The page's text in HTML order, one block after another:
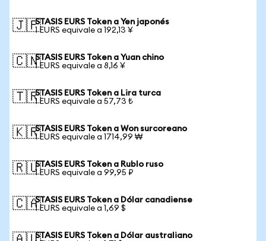
🇯🇵STASIS EURS Token a Yen japonés
1 EURS equivale a 192,13 ¥
🇨🇳STASIS EURS Token a Yuan chino
1 EURS equivale a 8,16 ¥
🇹🇷STASIS EURS Token a Lira turca
1 EURS equivale a 57,73 ₺
🇰🇷STASIS EURS Token a Won surcoreano
1 EURS equivale a 1714,99 ₩
🇷🇺STASIS EURS Token a Rublo ruso
1 EURS equivale a 99,95 ₽
🇨🇦STASIS EURS Token a Dólar canadiense
1 EURS equivale a 1,69 $
STASIS EURS Token a Dólar australiano